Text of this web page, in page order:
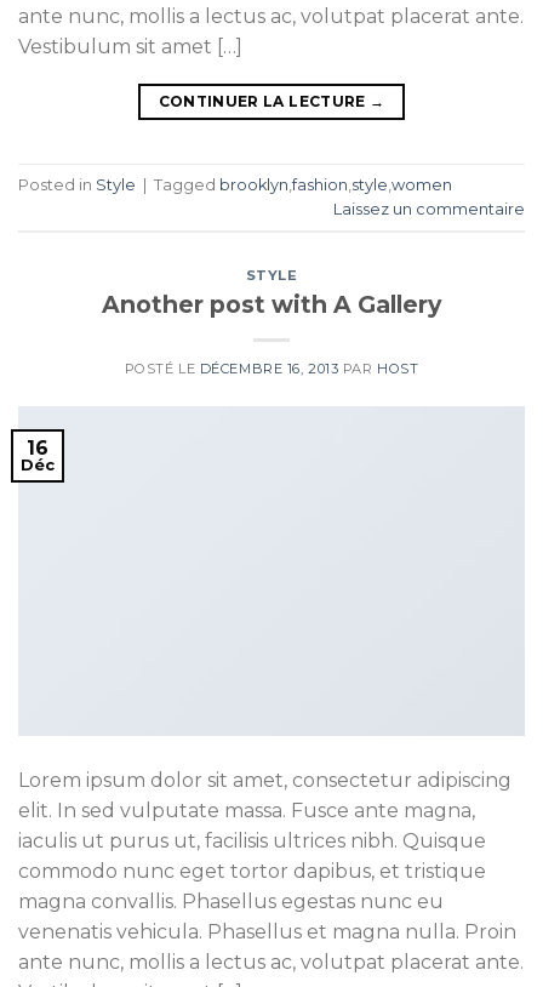
ante nunc, mollis a lectus ac, volutpat placerat ante.
Vestibulum sit amet […]
CONTINUER LA LECTURE →
Posted in Style | Tagged brooklyn ,fashion style women
Laissez un commentaire
STYLE
Another post with A Gallery
POSTÉ LE DÉCEMBRE 16, 2013 PAR HOST
16
Déc
Lorem ipsum dolor sit amet, consectetur adipiscing
elit. In sed vulputate massa. Fusce ante magna,
iaculis ut purus ut, facilisis ultrices nibh. Quisque
commodo nunc eget tortor dapibus, et tristique
magna convallis. Phasellus egestas nunc eu
venenatis vehicula. Phasellus et magna nulla. Proin
ante nunc, mollis a lectus ac, volutpat placerat ante.